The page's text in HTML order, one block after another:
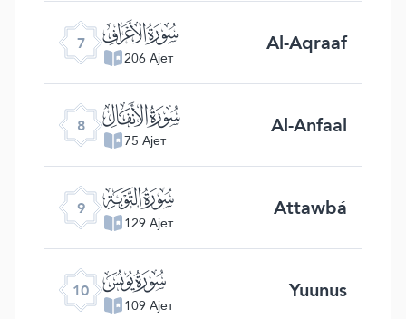
7 ﮓ
206 Ајет Al-Aqraaf
8 ﮔ
75 Ајет Al-Anfaal
9 ﮕ
129 Ајет Attawbá
10 ﮖ
109 Ајет Yuunus